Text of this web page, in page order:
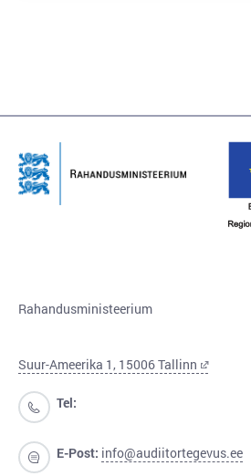
Rahandusministeerium
Suur-Ameerika 1, 15006 Tallinn
Tel:
E-Post: info@audiitortegevus.ee